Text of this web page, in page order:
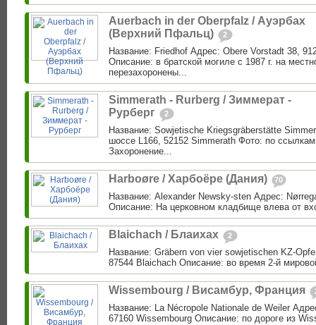
Auerbach in der Oberpfalz / Ауэрбах
(Верхний Пфальц)
2
Название: Friedhof Адрес: Obere Vorstadt 38,
Описание: в братской могиле с 1987 г. на
перезахоронены...
Simmerath - Rurberg / Зиммерат -
Рурберг
2
Название: Sowjetische Kriegsgräberstätte
шоссе L166, 52152 Simmerath Фото: по
Захоронение...
Harboøre / Харбоёре (Дания) 70
Название: Alexander Newsky-sten Адрес:
Описание: На церковном кладбище влева от
Blaichach / Блаихах 2
Название: Gräbern von vier sowjetischen KZ-
87544 Blaichach Описание: во время 2-й
Wissembourg / Висамбур, Франция
Название: La Nécropole Nationale de Weiler
67160 Wissembourg Описание: по дороге из